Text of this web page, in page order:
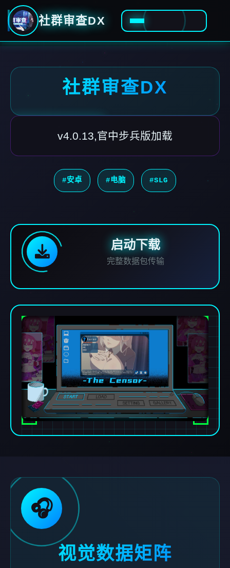
社群审查DX
社群审查DX
v4.0.13,官中步兵版加载
#安卓 #电脑 #SLG
启动下载
完整数据包传输
🎧
视觉数据矩阵